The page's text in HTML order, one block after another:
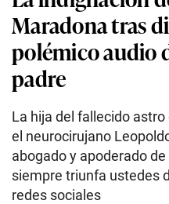
Maradona tras
polémico audio
padre
La hija del fallecido
el neurocirujano
abogado y apoderado
siempre triunfa ustedes
redes sociales